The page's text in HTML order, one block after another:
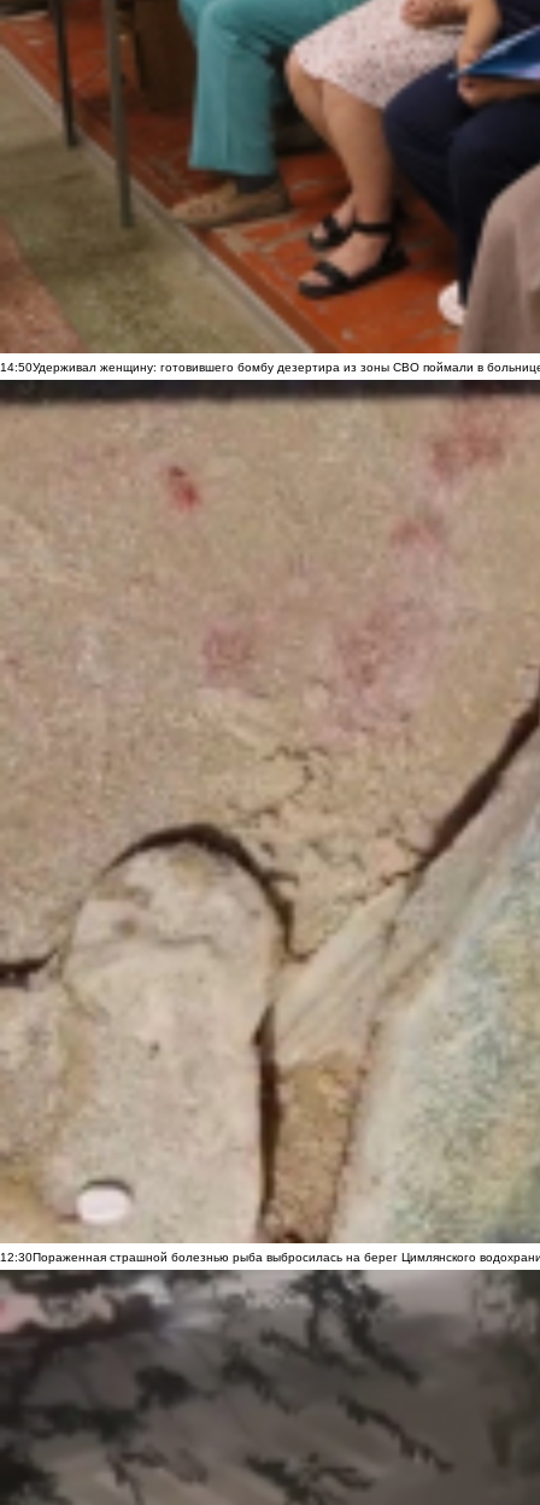
14:50Удерживал женщину: готовившего бомбу дезертира из зоны СВО поймали в
12:30Пораженная страшной болезнью рыба выбросилась на берег Цимлянского